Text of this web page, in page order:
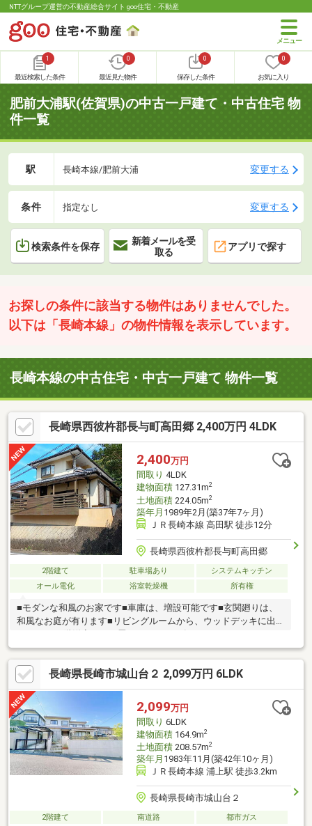
NTTグループ運営の不動産総合サイト goo住宅・不動産
1
最近検索した条件
0
最近見た物件
0
保存した条件
0
お気に入り
肥前大浦駅(佐賀県)の中古一戸建て・中古住宅 物
件一覧
駅 長崎本線/肥前大浦 変更する
条件 指定なし 変更する
検索条件を保存
新着メールを受
取る
アプリで探す
お探しの条件に該当する物件はありませんでした。
以下は「長崎本線」の物件情報を表示しています。
長崎本線の中古住宅・中古一戸建て 物件一覧
長崎県西彼杵郡長与町高田郷 2,400万円 4LDK
2,400万円
間取り 4LDK
建物面積127.31m2
土地面積224.05m2
築年月 1989年2月(築37年7ヶ月)
ＪＲ長崎本線 高田駅 徒歩12分
長崎県西彼杵郡長与町高田郷
2階建て 駐車場あり
システムキッチン
オール電化
浴室乾燥機 所有権
■モダンな和風のお家です■車庫は、増設可能です■玄関廻りは、
和風なお庭が有ります■リビングルームから、ウッドデッキに出
長崎県長崎市城山台２ 2,099万円 6LDK
2,099万円
間取り 6LDK
建物面積164.9m2
土地面積208.57m2
築年月 1983年11月(築42年10ヶ月)
ＪＲ長崎本線 浦上駅 徒歩3.2km
長崎県長崎市城山台２
2階建て 南道路
都市ガス